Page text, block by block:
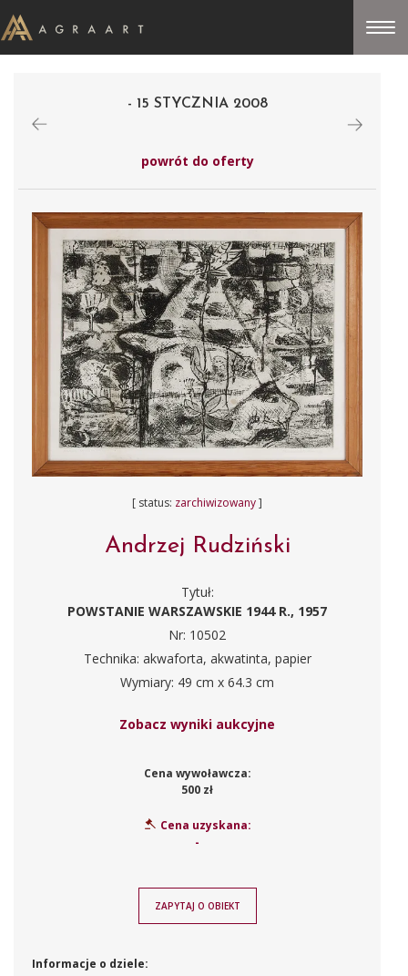
- 15 STYCZNIA 2008
powrót do oferty
[ status: zarchiwizowany]
Andrzej Rudziński
Tytuł:
POWSTANIE WARSZAWSKIE 1944 R., 1957
Nr: 10502
Technika: akwaforta, akwatinta, papier
Wymiary: 49 cm x 64.3 cm
Zobacz wyniki aukcyjne
Cena wywoławcza:
500 zł
Cena uzyskana:
-
ZAPYTAJ O OBIEKT
Informacje o dziele: